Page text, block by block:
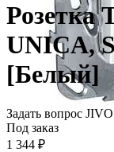
Розетка
UNICA,
[Белый]
Задать вопрос JIVO
Под заказ
1 344 ₽